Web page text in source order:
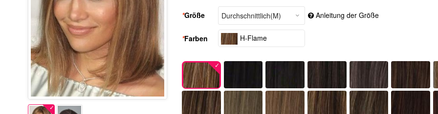
*Größe Anleitung der Größe
*Farben H-Flame